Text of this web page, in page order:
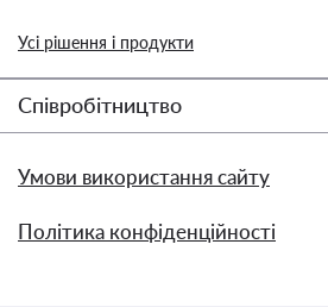
Усі рішення і продукти
Співробітництво
Умови використання сайту
Політика конфіденційності